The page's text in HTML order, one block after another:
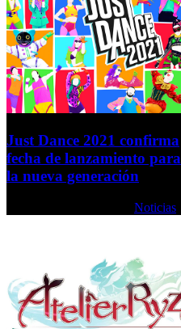
Just Dance 2021 confirma
fecha de lanzamiento para
la nueva generación
Noticias